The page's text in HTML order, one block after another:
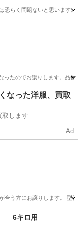
恐らく問題ないと思います。
ったのでお譲りします。品
なった洋服、買取
取します
Ad
合う方にお譲りします。 型
6キロ用